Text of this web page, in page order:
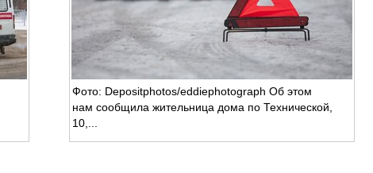
Фото: Depositphotos/eddiephotograph Об этом
нам сообщила жительница дома по Технической,
10,...